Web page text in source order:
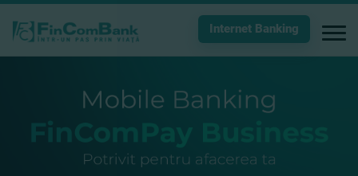
Internet Banking